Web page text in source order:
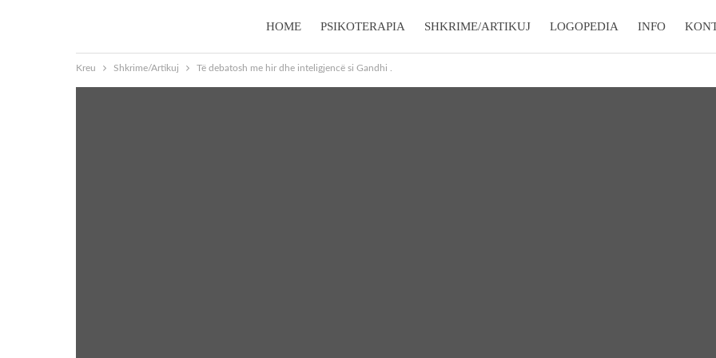
HOME PSIKOTERAPIA SHKRIME/ARTIKUJ LOGOPEDIA INFO
Kreu Shkrime/Artikuj Të debatosh me hir dhe inteligjencë si Gandhi .